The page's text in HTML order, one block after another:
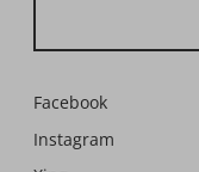
Facebook
Instagram